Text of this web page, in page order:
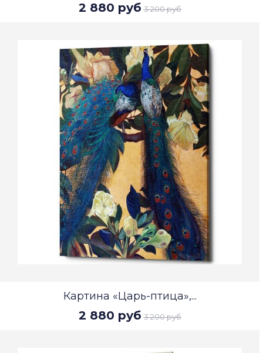
2 880 руб 3 200 руб
Картина «Царь-птица»,...
2 880 руб 3 200 руб